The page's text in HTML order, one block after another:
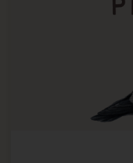
התקופה החדשה
הזה אוצר בחובו.
הארון, ולרגע אחד